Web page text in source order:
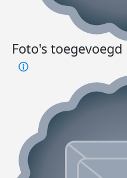
Foto's toegevoegd